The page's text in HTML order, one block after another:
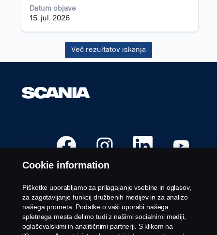
Datum objave
15. jul. 2026
o
delovnem
mestu.
Več rezultatov iskanja
d
p
e
s
n
o
v
e
m
z
a
d
p
e
s
n
o
v
e
m
z
O
p
n
o
v
e
m
z
a
p
n
o
m
z
Prosta delovna mesta
Karierne lokacije
Stopite v stik z nami
Cookie information
Piškotke uporabljamo za prilagajanje vsebine in oglasov,
za zagotavljanje funkcij družbenih medijev in za analizo
našega prometa. Podatke o vaši uporabi našega
spletnega mesta delimo tudi z našimi socialnimi mediji,
oglaševalskimi in analitičnimi partnerji. S klikom na